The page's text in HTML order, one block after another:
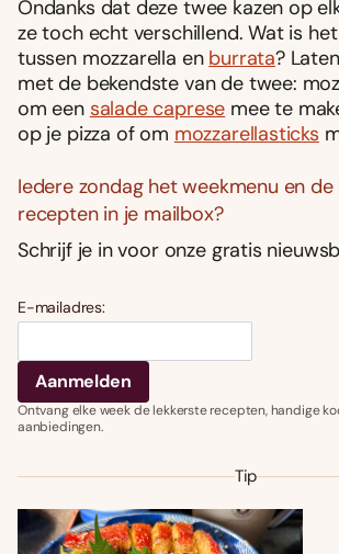
Ondanks dat deze twee kazen op
ze toch echt verschillend. Wat is
tussen mozzarella en burrata?
met de bekendste van de twee:
om een salade caprese mee te
op je pizza of om mozzarellasticks
Iedere zondag het weekmenu en
recepten in je mailbox?
Schrijf je in voor onze gratis
E-mailadres:
Ontvang elke week de lekkerste recepten, handige
aanbiedingen.
Tip